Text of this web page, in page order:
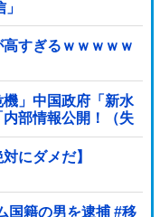
すぎるｗｗｗｗｗ
」中国政府「新水
部情報公開！（失
風13号「...
にダメだ】
国籍の男を逮捕 #移